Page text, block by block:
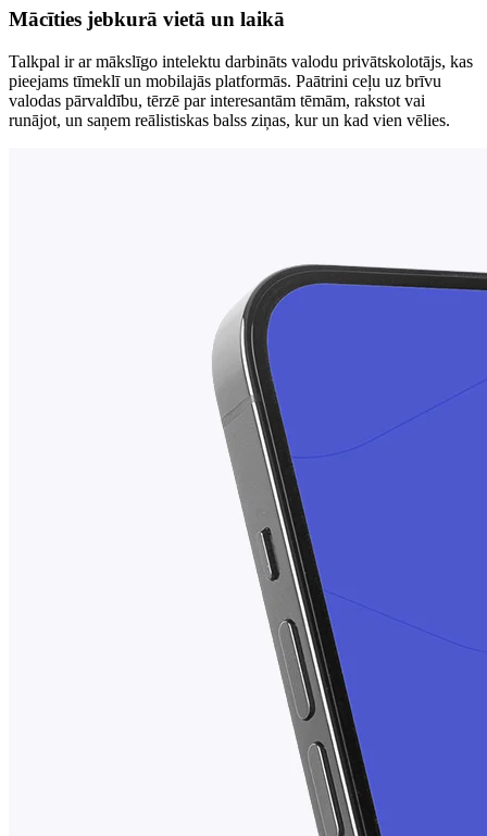
Mācīties jebkurā vietā un laikā
Talkpal ir ar mākslīgo intelektu darbināts valodu privātskolotājs, kas
pieejams tīmeklī un mobilajās platformās. Paātrini ceļu uz brīvu
valodas pārvaldību, tērzē par interesantām tēmām, rakstot vai
runājot, un saņem reālistiskas balss ziņas, kur un kad vien vēlies.